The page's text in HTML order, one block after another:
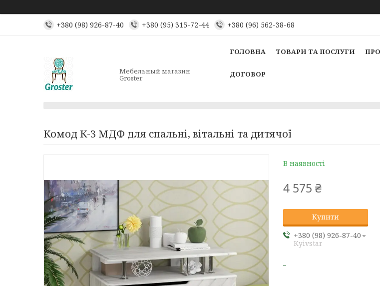
+380 (98) 926-87-40 +380 (95) 315-72-44 +380 (96) 562-38-68
Мебельный магазин
Groster
ГОЛОВНА ТОВАРИ ТА ПОСЛУГИ
ДОГОВОР
Комод К-3 МДФ для спальні, вітальні та дитячої
В наявності
4 575 ₴
Купити
+380 (98) 926-87-40
Kyivstar